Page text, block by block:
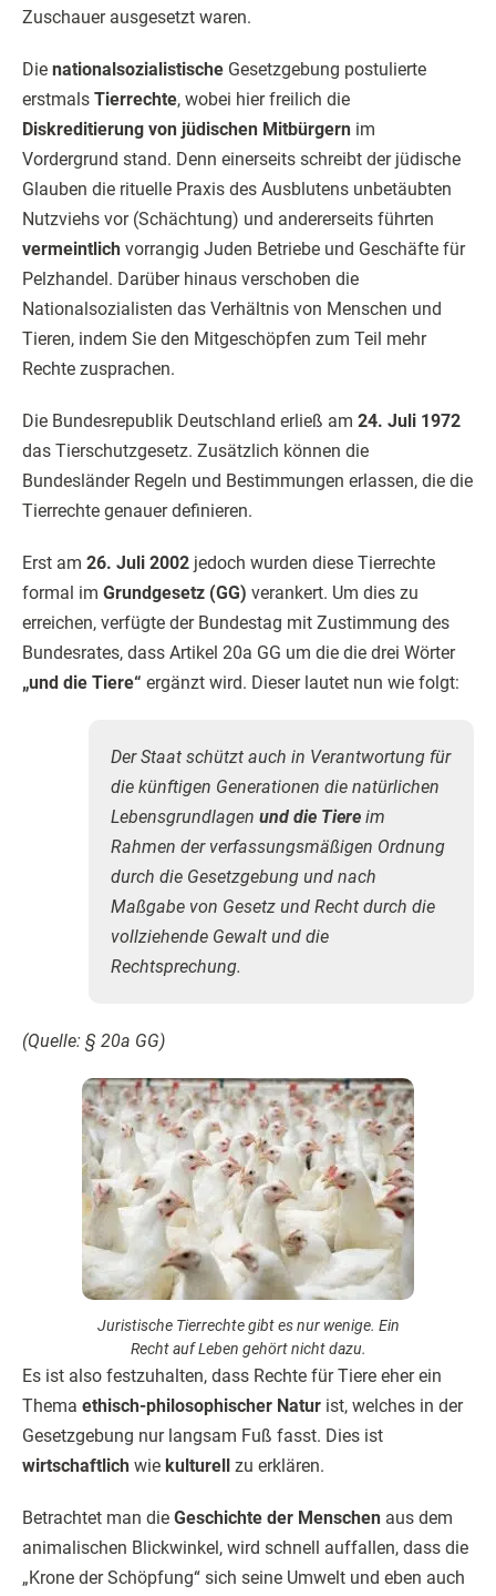
Zuschauer ausgesetzt waren.
Die nationalsozialistische Gesetzgebung postulierte
erstmals Tierrechte, wobei hier freilich die
Diskreditierung von jüdischen Mitbürgern im
Vordergrund stand. Denn einerseits schreibt der jüdische
Glauben die rituelle Praxis des Ausblutens unbetäubten
Nutzviehs vor (Schächtung) und andererseits führten
vermeintlich vorrangig Juden Betriebe und Geschäfte für
Pelzhandel. Darüber hinaus verschoben die
Nationalsozialisten das Verhältnis von Menschen und
Tieren, indem Sie den Mitgeschöpfen zum Teil mehr
Rechte zusprachen.
Die Bundesrepublik Deutschland erließ am 24. Juli 1972
das Tierschutzgesetz. Zusätzlich können die
Bundesländer Regeln und Bestimmungen erlassen, die die
Tierrechte genauer definieren.
Erst am 26. Juli 2002 jedoch wurden diese Tierrechte
formal im Grundgesetz (GG) verankert. Um dies zu
erreichen, verfügte der Bundestag mit Zustimmung des
Bundesrates, dass Artikel 20a GG um die die drei Wörter
„und die Tiere“ ergänzt wird. Dieser lautet nun wie folgt:
Der Staat schützt auch in Verantwortung für
die künftigen Generationen die natürlichen
Lebensgrundlagen und die Tiere im
Rahmen der verfassungsmäßigen Ordnung
durch die Gesetzgebung und nach
Maßgabe von Gesetz und Recht durch die
vollziehende Gewalt und die
Rechtsprechung.
(Quelle: § 20a GG)
Juristische Tierrechte gibt es nur wenige. Ein
Recht auf Leben gehört nicht dazu.
Es ist also festzuhalten, dass Rechte für Tiere eher ein
Thema ethisch-philosophischer Natur ist, welches in der
Gesetzgebung nur langsam Fuß fasst. Dies ist
wirtschaftlich wie kulturell zu erklären.
Betrachtet man die Geschichte der Menschen aus dem
animalischen Blickwinkel, wird schnell auffallen, dass die
„Krone der Schöpfung“ sich seine Umwelt und eben auch